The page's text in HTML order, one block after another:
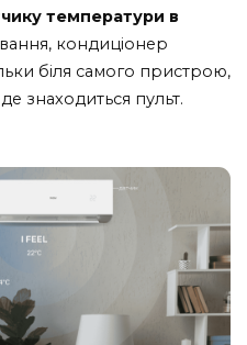
температури в
кондиціонер
біля самого пристрою,
знаходиться пульт.